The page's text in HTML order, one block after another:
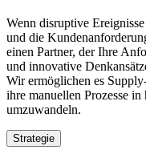
Wenn disruptive
und die
einen Partner, der Ihre
und innovative
Wir ermöglichen es
ihre manuellen Prozesse
umzuwandeln.
Strategie